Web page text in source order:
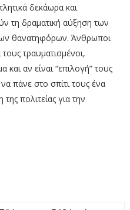
δεκάωρα και
τη δραματική αύξηση των
θανατηφόρων. Άνθρωποι
τραυματισμένοι,
και αν είναι “επιλογή” τους
πάνε στο σπίτι τους ένα
πολιτείας για την